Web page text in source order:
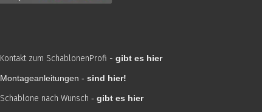
Kontakt zum SchablonenProfi - gibt es hier
Montageanleitungen - sind hier!
Schablone nach Wunsch - gibt es hier